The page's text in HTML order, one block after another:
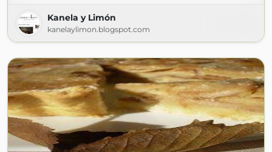
Kanela y Limón
kanelaylimon.blogspot.com